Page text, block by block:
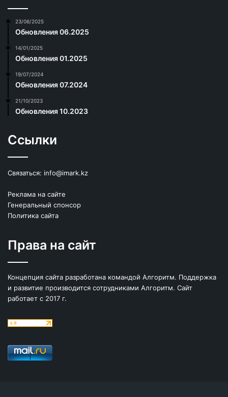
23/06/2025
Обновления 06.2025
14/01/2025
Обновления 01.2025
19/07/2024
Обновления 07.2024
21/10/2023
Обновления 10.2023
Ссылки
Связаться: info@imark.kz
Реклама на сайте
Генеральный спонсор
Политика сайта
Права на сайт
Концепция сайта разработана командой Алгоритм. Поддержка
и развитие производится сотрудниками Алгоритм. Сайт
работает с 2017 г.